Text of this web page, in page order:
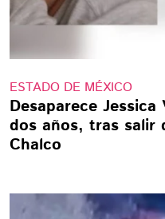
ESTADO DE MÉXICO
Desaparece
dos años, tras salir
Chalco